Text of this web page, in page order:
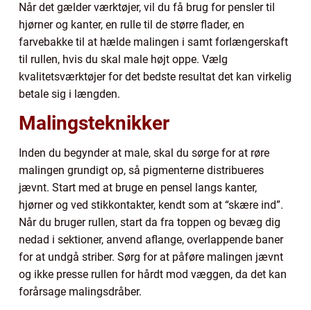
Når det gælder værktøjer, vil du få brug for pensler til
hjørner og kanter, en rulle til de større flader, en
farvebakke til at hælde malingen i samt forlængerskaft
til rullen, hvis du skal male højt oppe. Vælg
kvalitetsværktøjer for det bedste resultat det kan virkelig
betale sig i længden.
Malingsteknikker
Inden du begynder at male, skal du sørge for at røre
malingen grundigt op, så pigmenterne distribueres
jævnt. Start med at bruge en pensel langs kanter,
hjørner og ved stikkontakter, kendt som at “skære ind”.
Når du bruger rullen, start da fra toppen og bevæg dig
nedad i sektioner, anvend aflange, overlappende baner
for at undgå striber. Sørg for at påføre malingen jævnt
og ikke presse rullen for hårdt mod væggen, da det kan
forårsage malingsdråber.